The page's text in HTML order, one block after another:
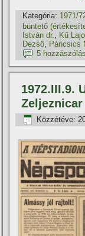
Kategória: 1971/
büntető
István dr., Kű
Dezső, Páncsics
5 hozzászólás
1972.III.9.
Zeljeznicar
Közzétéve: